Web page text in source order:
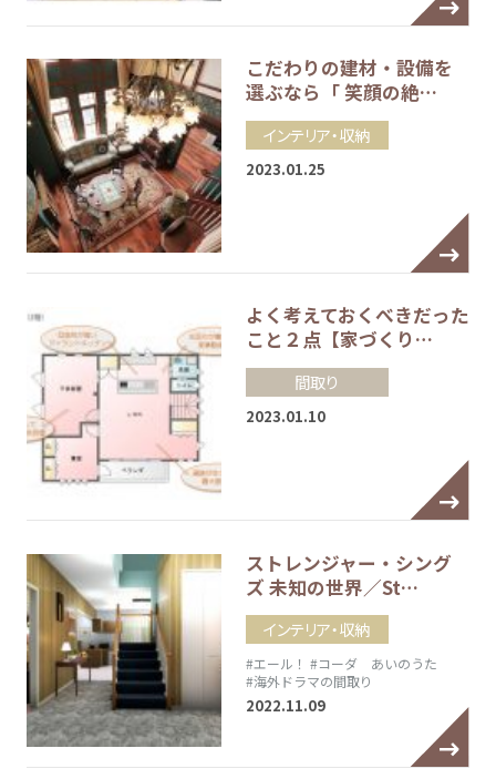
こだわりの建材・設備を
選ぶなら「 笑顔の絶…
インテリア・収納
2023.01.25
よく考えておくべきだった
こと２点【家づくり…
間取り
2023.01.10
ストレンジャー・シング
ズ 未知の世界／St…
インテリア・収納
#エール！ #コーダ あいのうた
#海外ドラマの間取り
2022.11.09